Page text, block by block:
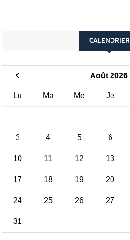
CALENDRIER
Août 2026
Lu Ma Me Je
3 4 5 6
10 11 12 13
17 18 19 20
24 25 26 27
31